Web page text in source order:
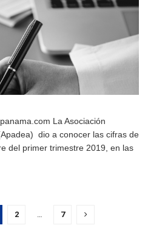
La Asociación
dio a conocer las cifras de
del primer trimestre 2019, en las
2 … 7